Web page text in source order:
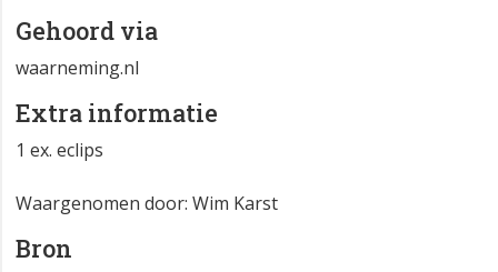
Gehoord via
waarneming.nl
Extra informatie
1 ex. eclips
Waargenomen door: Wim Karst
Bron